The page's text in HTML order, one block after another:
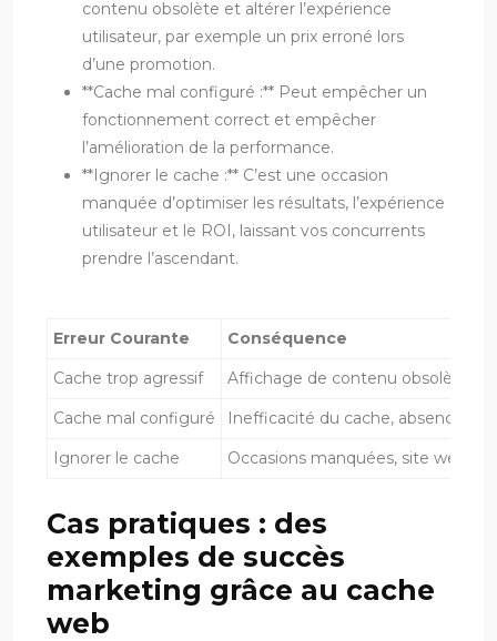
contenu obsolète et altérer l’expérience
utilisateur, par exemple un prix erroné lors
d’une promotion.
**Cache mal configuré :** Peut empêcher un
fonctionnement correct et empêcher
l’amélioration de la performance.
**Ignorer le cache :** C’est une occasion
manquée d’optimiser les résultats, l’expérience
utilisateur et le ROI, laissant vos concurrents
prendre l’ascendant.
Erreur Courante
Conséquence
Cache trop agressif
Affichage de contenu obsolète,
Cache mal configuré
Inefficacité du cache, absence
Ignorer le cache
Occasions manquées, site web
Cas pratiques : des
exemples de succès
marketing grâce au cache
web